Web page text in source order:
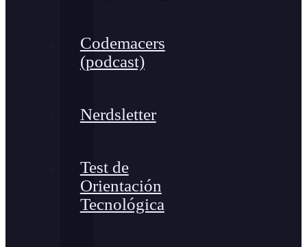
Codemacers
(podcast)
Nerdsletter
Test de
Orientación
Tecnológica